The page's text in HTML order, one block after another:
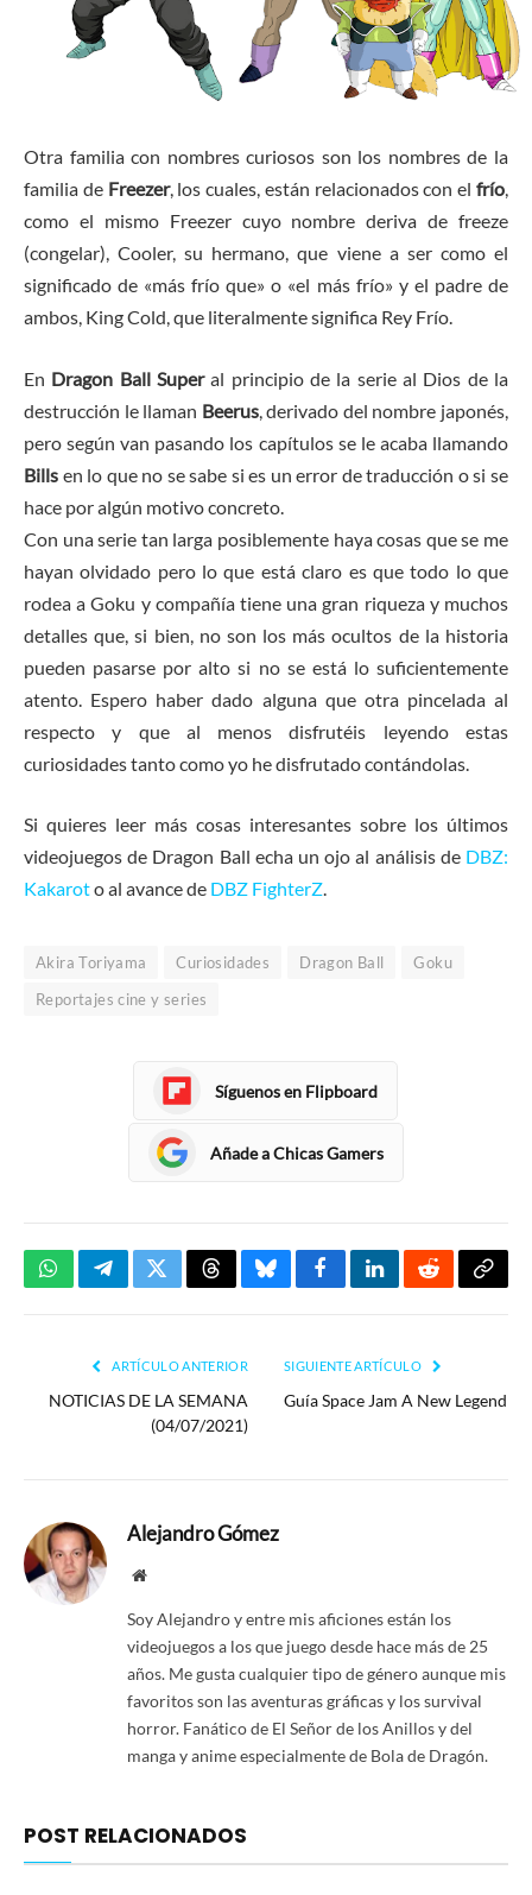
Otra familia con nombres curiosos son los nombres de la
familia de Freezer, los cuales, están relacionados con elfrío,
como el mismo Freezer cuyo nombre deriva de freeze
(congelar), Cooler, su hermano, que viene a ser como el
significado de «más frío que» o «el más frío» y el padre de
ambos, King Cold, que literalmente significa Rey Frío.
En Dragon Ball Superal principio de la serie al Dios de la
destrucción le llaman Beerus, derivado del nombre japonés,
pero según van pasando los capítulos se le acaba llamando
Bills en lo que no se sabe si es un error de traducción o si se
hace por algún motivo concreto.
Con una serie tan larga posiblemente haya cosas que se me
hayan olvidado pero lo que está claro es que todo lo que
rodea a Goku y compañía tiene una gran riqueza y muchos
detalles que, si bien, no son los más ocultos de la historia
pueden pasarse por alto si no se está lo suficientemente
atento. Espero haber dado alguna que otra pincelada al
respecto y que al menos disfrutéis leyendo estas
curiosidades tanto como yo he disfrutado contándolas.
Si quieres leer más cosas interesantes sobre los últimos
videojuegos de Dragon Ball echa un ojo al análisis de DBZ:
Kakaroto al avance de DBZ FighterZ.
Akira Toriyama Curiosidades Dragon Ball
Goku
Reportajes cine y series
Síguenos en Flipboard
Añade a Chicas Gamers
WhatsAppTelegramTwitterThreadsBlueskyFacebookLinkedInReddit
ARTÍCULO ANTERIOR
NOTICIAS DE LA SEMANA
(04/07/2021)
SIGUIENTE ARTÍCULO
Guía Space Jam A New Legend
Alejandro Gómez
Website
Soy Alejandro y entre mis aficiones están los
videojuegos a los que juego desde hace más de 25
años. Me gusta cualquier tipo de género aunque mis
favoritos son las aventuras gráficas y los survival
horror. Fanático de El Señor de los Anillos y del
manga y anime especialmente de Bola de Dragón.
POST RELACIONADOS